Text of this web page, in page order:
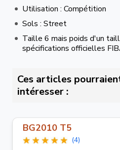
Utilisation : Compétition
Sols : Street
Taille 6 mais poids d'un
spécifications officielles
Ces articles
intéresser :
BG2010 T5
(4)